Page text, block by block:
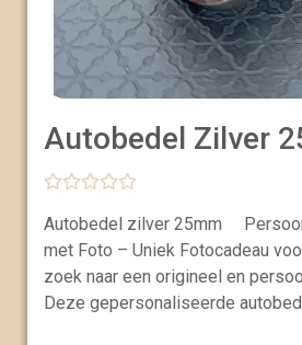
Autobedel Zilver
e
a
a
r
d
Autobedel zilver 25mm
met Foto – Uniek Fotocadeau
zoek naar een origineel en
Deze gepersonaliseerde